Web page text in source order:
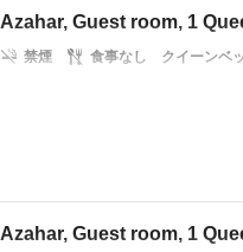
Azahar, Guest room, 1
禁煙 食事なし
クイーンベ
Azahar, Guest room, 1